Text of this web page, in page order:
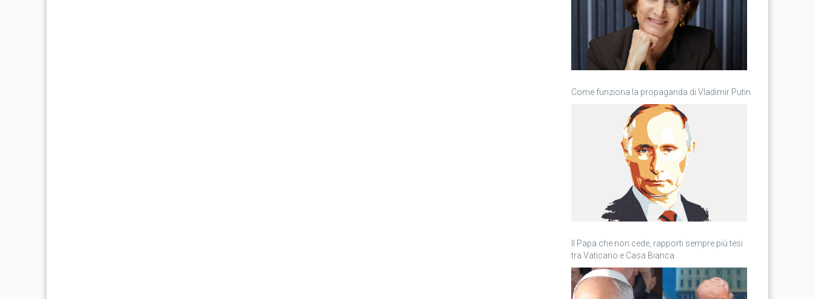
Come funziona la propaganda di Vladimir Putin
Il Papa che non cede, rapporti sempre più tesi
tra Vaticano e Casa Bianca